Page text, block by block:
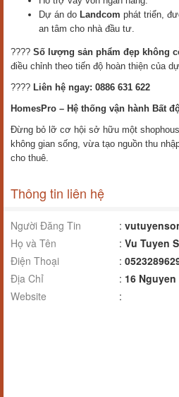
Dự án do Landcom phát triển,
an tâm cho nhà đầu tư.
???? Số lượng sản phẩm đẹp không
điều chỉnh theo tiến độ hoàn thiện của
???? Liên hệ ngay: 0886 631 622
HomesPro – Hệ thống vận hành Bất
Đừng bỏ lỡ cơ hội sở hữu một
không gian sống, vừa tạo nguồn thu
cho thuê.
Thông tin liên hệ
Người Đăng Tin :
Họ và Tên
: Vu Tuyen
Điện Thoại
:
Địa Chỉ
: 16
Website
: